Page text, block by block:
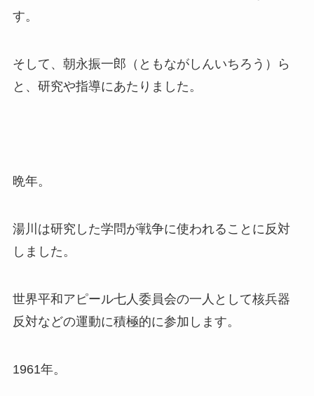
す。
そして、朝永振一郎（ともながしんいちろう）ら
と、研究や指導にあたりました。
晩年。
湯川は研究した学問が戦争に使われることに反対
しました。
世界平和アピール七人委員会の一人として核兵器
反対などの運動に積極的に参加します。
1961年。